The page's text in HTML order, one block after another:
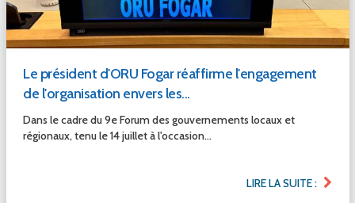
Le président d'ORU Fogar réaffirme l'engagement
de l'organisation envers les...
Dans le cadre du 9e Forum des gouvernements locaux et
régionaux, tenu le 14 juillet à l'occasion...
LIRE LA SUITE :